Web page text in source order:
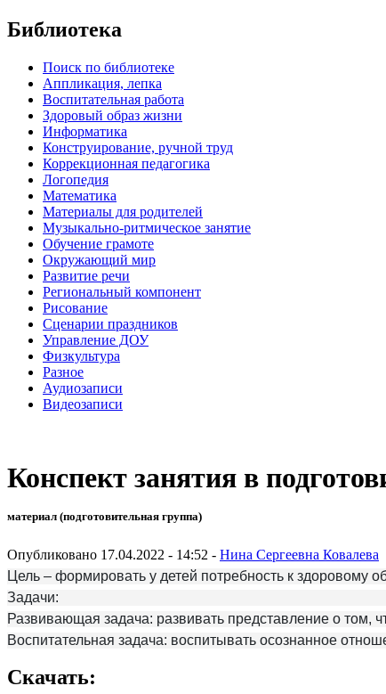
Библиотека
Поиск по библиотеке
Аппликация, лепка
Воспитательная работа
Здоровый образ жизни
Информатика
Конструирование, ручной труд
Коррекционная педагогика
Логопедия
Математика
Материалы для родителей
Музыкально-ритмическое занятие
Обучение грамоте
Окружающий мир
Развитие речи
Региональный компонент
Рисование
Сценарии праздников
Управление ДОУ
Физкультура
Разное
Аудиозаписи
Видеозаписи
Конспект занятия в
материал (подготовительная группа)
Опубликовано 17.04.2022 - 14:52 - Нина Сергеевна Ковалева
Цель – формировать у детей потребность к здоровому
Задачи:
Развивающая задача: развивать представление о том,
Воспитательная задача: воспитывать осознанное
Скачать: